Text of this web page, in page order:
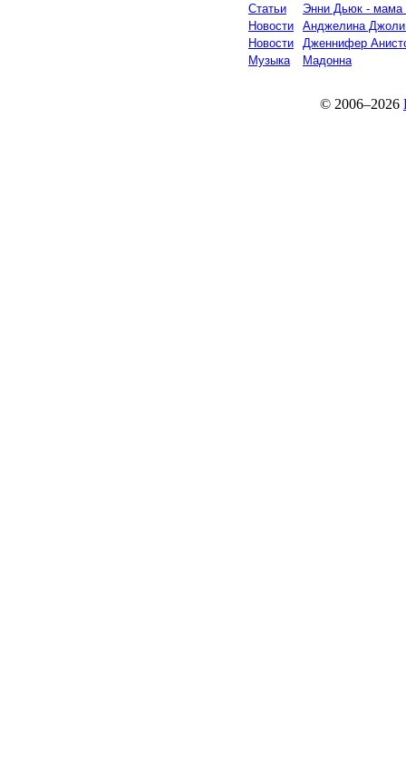
Статьи
Энни Дьюк - мама
Новости
Анджелина Джоли
Новости
Дженнифер
Музыка
Мадонна
© 2006–2026